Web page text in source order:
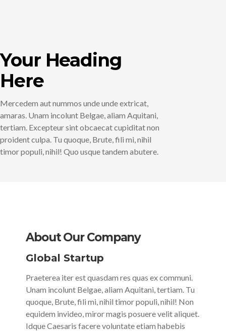
Your Heading
Here
Mercedem aut nummos unde unde extricat,
amaras. Unam incolunt Belgae, aliam Aquitani,
tertiam. Excepteur sint obcaecat cupiditat non
proident culpa. Tu quoque, Brute, fili mi, nihil
timor populi, nihil! Quo usque tandem abutere.
About Our Company
Global Startup
Praeterea iter est quasdam res quas ex communi.
Unam incolunt Belgae, aliam Aquitani, tertiam. Tu
quoque, Brute, fili mi, nihil timor populi, nihil! Non
equidem invideo, miror magis posuere velit aliquet.
Idque Caesaris facere voluntate etiam habebis